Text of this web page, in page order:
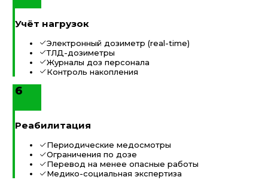
Учёт нагрузок
Электронный дозиметр (real-time)
ТЛД-дозиметры
Журналы доз персонала
Контроль накопления
6
Реабилитация
Периодические медосмотры
Ограничения по дозе
Перевод на менее опасные работы
Медико-социальная экспертиза